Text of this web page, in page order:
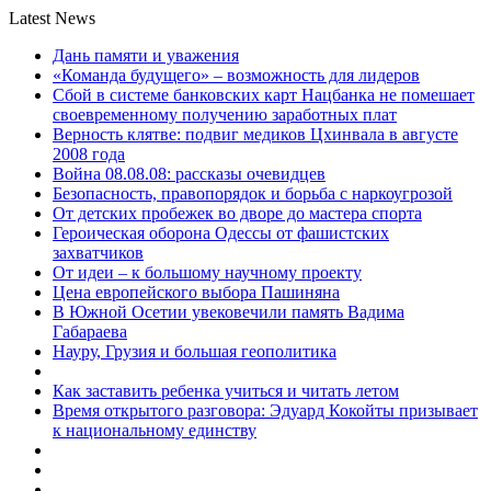
Latest News
Дань памяти и уважения
«Команда будущего» – возможность для лидеров
Сбой в системе банковских карт Нацбанка не помешает
своевременному получению заработных плат
Верность клятве: подвиг медиков Цхинвала в августе
2008 года
Война 08.08.08: рассказы очевидцев
Безопасность, правопорядок и борьба с наркоугрозой
От детских пробежек во дворе до мастера спорта
Героическая оборона Одессы от фашистских
захватчиков
От идеи – к большому научному проекту
Цена европейского выбора Пашиняна
В Южной Осетии увековечили память Вадима
Габараева
Науру, Грузия и большая геополитика
Как заставить ребенка учиться и читать летом
Время открытого разговора: Эдуард Кокойты призывает
к национальному единству